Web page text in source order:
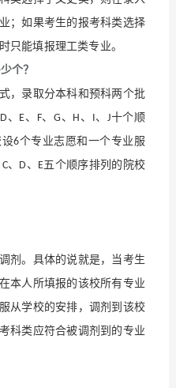
；如果考生的报考科类选择
只能填报理工类专业。
个？
，录取分本科和预科两个批
D、 E、 F、 G 、 H 、 、 J十个顺
设6个专业志愿和一个专业服
C、 D、 E五个顺序排列的院校
剂。具体的说就是，当考生
本人所填报的该校所有专业
从学校的安排，调剂到该校
科类应符合被调剂到的专业